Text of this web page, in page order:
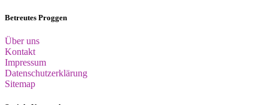
Betreutes Proggen
Über uns
Kontakt
Impressum
Datenschutzerklärung
Sitemap